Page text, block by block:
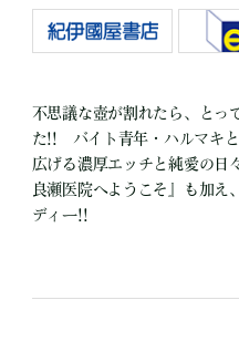
不思議な壺が割れたら、とっ
た!! バイト青年・ハルマキ
広げる濃厚エッチと純愛の
良瀬医院へようこそ』も加え
ディー!!